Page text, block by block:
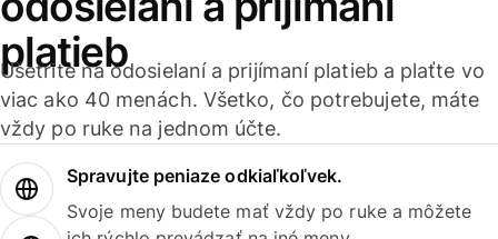
platieb
Ušetrite na odosielaní a prijímaní platieb a plaťte vo
viac ako 40 menách. Všetko, čo potrebujete, máte
vždy po ruke na jednom účte.
Spravujte peniaze odkiaľkoľvek.
Svoje meny budete mať vždy po ruke a môžete